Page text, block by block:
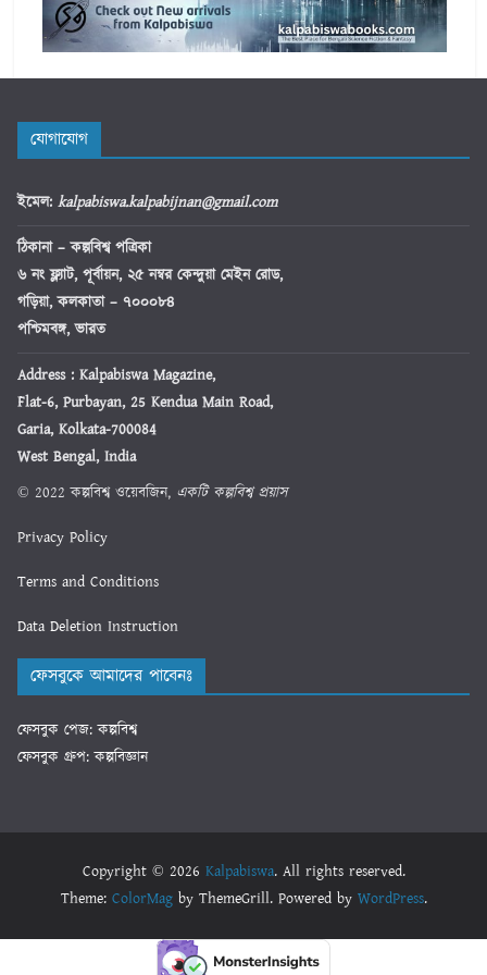
যোগাযোগ
ইমেল: kalpabiswa.kalpabijnan@gmail.com
ঠিকানা– কল্পবিশ্ব পত্রিকা
৬ নং ফ্ল্যাট, পূর্বায়ন, ২৫ নম্বর কেন্দুয়া মেইন রোড,
গড়িয়া, কলকাতা – ৭০০০৮৪
পশ্চিমবঙ্গ, ভারত
Address : Kalpabiswa Magazine,
Flat-6, Purbayan, 25 Kendua Main Road,
Garia, Kolkata-700084
West Bengal, India
© 2022 কল্পবিশ্ব ওয়েবজিন, একটি কল্পবিশ্ব প্রয়াস
Privacy Policy
Terms and Conditions
Data Deletion Instruction
ফেসবুকে আমাদের পাবেনঃ
ফেসবুক পেজ: কল্পবিশ্ব
ফেসবুক গ্রুপ: কল্পবিজ্ঞান
Copyright © 2026 Kalpabiswa. All rights reserved.
Theme: ColorMagby ThemeGrill. Powered by WordPress.